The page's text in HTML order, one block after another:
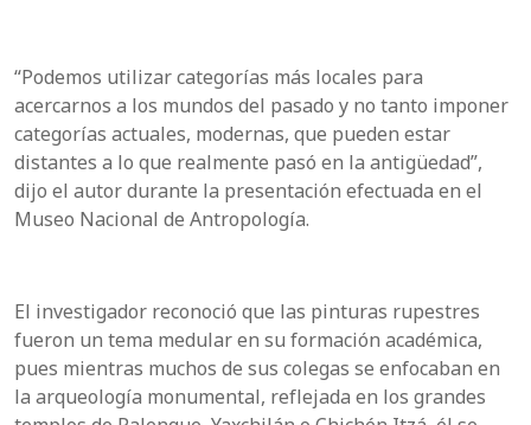
“Podemos utilizar categorías más locales para
acercarnos a los mundos del pasado y no tanto imponer
categorías actuales, modernas, que pueden estar
distantes a lo que realmente pasó en la antigüedad”,
dijo el autor durante la presentación efectuada en el
Museo Nacional de Antropología.
El investigador reconoció que las pinturas rupestres
fueron un tema medular en su formación académica,
pues mientras muchos de sus colegas se enfocaban en
la arqueología monumental, reflejada en los grandes